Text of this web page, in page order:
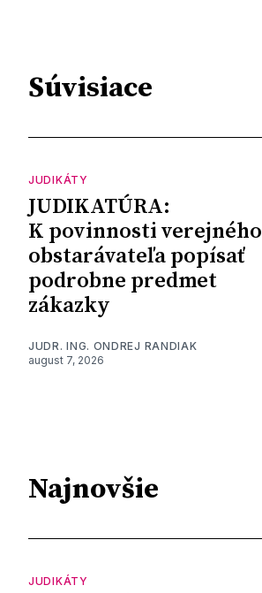
Súvisiace
JUDIKÁTY
JUDIKATÚRA:
K povinnosti verejného
obstarávateľa popísať
podrobne predmet
zákazky
JUDR. ING. ONDREJ RANDIAK
august 7, 2026
Najnovšie
JUDIKÁTY